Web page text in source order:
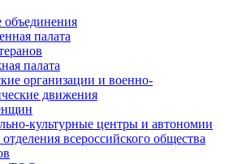
палата
палата
организации и военно-
движения
культурные центры и автономии
всероссийского общества